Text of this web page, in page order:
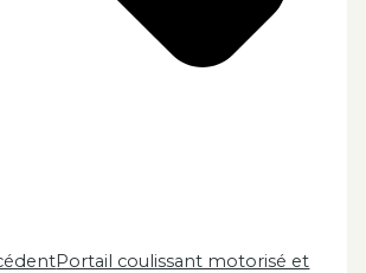
Portail coulissant motorisé et